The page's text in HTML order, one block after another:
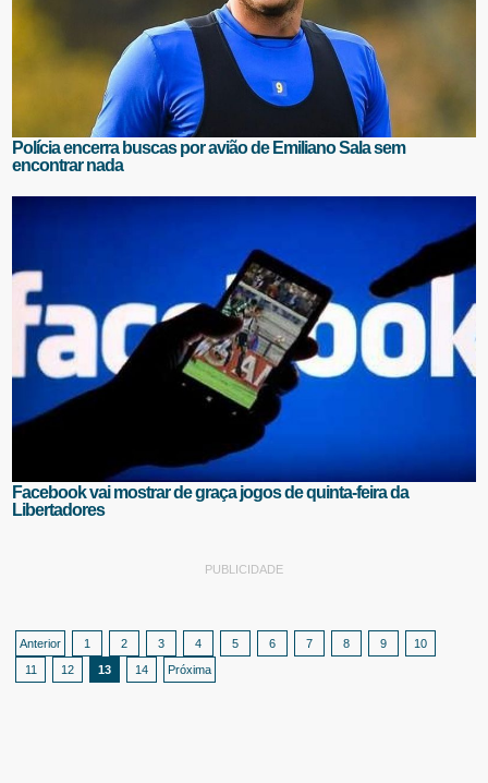
Polícia encerra buscas por avião de Emiliano Sala sem
encontrar nada
Facebook vai mostrar de graça jogos de quinta-feira da
Libertadores
PUBLICIDADE
Anterior 1 2 3 4 5 6 7 8 9
10
11
12 13 14 Próxima